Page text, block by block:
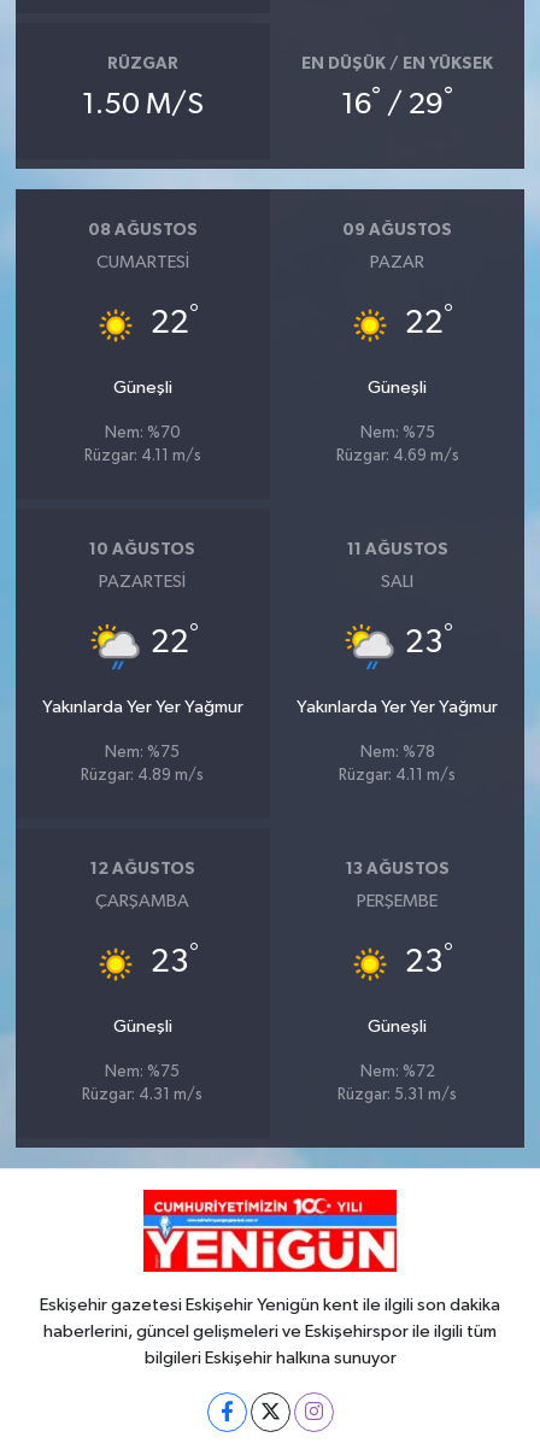
RÜZGAR
1.50 M/S
EN DÜŞÜK / EN YÜKSEK
16° / 29°
08 AĞUSTOS
CUMARTESI
22°
Güneşli
Nem: %70
Rüzgar: 4.11 m/s
09 AĞUSTOS
PAZAR
22°
Güneşli
Nem: %75
Rüzgar: 4.69 m/s
10 AĞUSTOS
PAZARTESI
22°
Yakınlarda Yer Yer Yağmur
Nem: %75
Rüzgar: 4.89 m/s
11 AĞUSTOS
SALI
23°
Yakınlarda Yer Yer Yağmur
Nem: %78
Rüzgar: 4.11 m/s
12 AĞUSTOS
ÇARŞAMBA
23°
Güneşli
Nem: %75
Rüzgar: 4.31 m/s
13 AĞUSTOS
PERŞEMBE
23°
Güneşli
Nem: %72
Rüzgar: 5.31 m/s
Eskişehir gazetesi Eskişehir Yenigün kent ile ilgili son dakika
haberlerini, güncel gelişmeleri ve Eskişehirspor ile ilgili tüm
bilgileri Eskişehir halkına sunuyor